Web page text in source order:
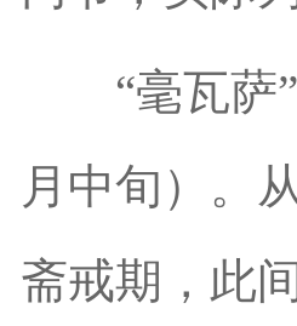
“毫瓦萨”
月中旬）。
斋戒期，此